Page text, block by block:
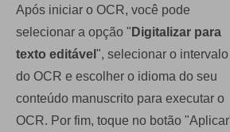
Após iniciar o OCR, você pode
selecionar a opção " Digitalizar para
texto editável ", selecionar o intervalo
do OCR e escolher o idioma do seu
conteúdo manuscrito para executar o
OCR. Por fim, toque no botão